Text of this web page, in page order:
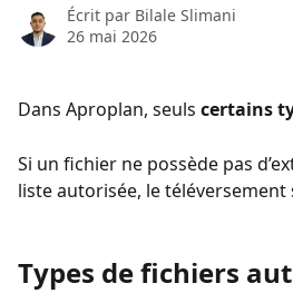
Écrit par Bilale Slimani
26 mai 2026
Dans Aproplan, seuls certains
Si un fichier ne possède pas
liste autorisée, le
Types de fichiers